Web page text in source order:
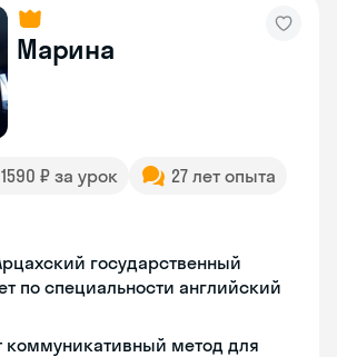
Марина
₽ за урок
27 лет опыта
государственный
по специальности английский
коммуникативный метод для